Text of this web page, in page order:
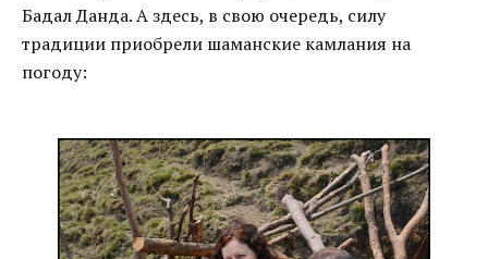
Бадал Данда. А здесь, в свою очередь, силу
традиции приобрели шаманские камлания на
погоду: